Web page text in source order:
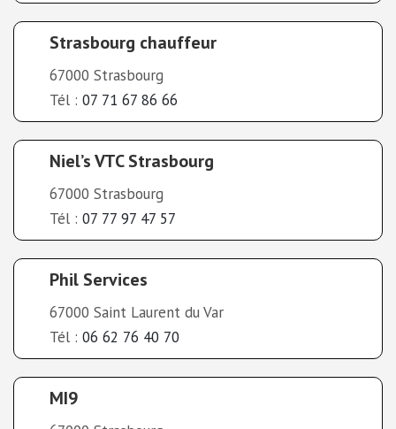
Strasbourg chauffeur
67000 Strasbourg
Tél : 07 71 67 86 66
Niel’s VTC Strasbourg
67000 Strasbourg
Tél : 07 77 97 47 57
Phil Services
67000 Saint Laurent du Var
Tél : 06 62 76 40 70
MI9